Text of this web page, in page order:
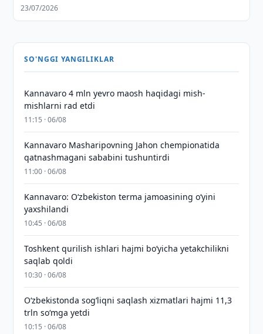
23/07/2026
SO'NGGI YANGILIKLAR
Kannavaro 4 mln yevro maosh haqidagi mish-
mishlarni rad etdi
11:15 · 06/08
Kannavaro Masharipovning Jahon chempionatida
qatnashmagani sababini tushuntirdi
11:00 · 06/08
Kannavaro: O‘zbekiston terma jamoasining o‘yini
yaxshilandi
10:45 · 06/08
Toshkent qurilish ishlari hajmi bo‘yicha yetakchilikni
saqlab qoldi
10:30 · 06/08
O‘zbekistonda sog‘liqni saqlash xizmatlari hajmi 11,3
trln so‘mga yetdi
10:15 · 06/08